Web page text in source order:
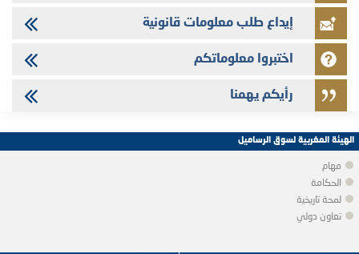
إيداع طلب معلومات قانونية
اختبروا معلوماتكم
رأيكم يهمنا
الهيئة المغربية لسوق الرساميل
مهام
الحكامة
لمحة تاريخية
تعاون دولي